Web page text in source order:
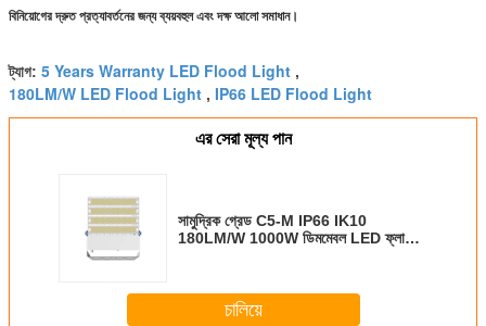
বিনিয়োগের দ্রুত প্রত্যাবর্তনের জন্য ব্যয়বহুল এবং দক্ষ আলো সমাধান।
ট্যাগ: 5 Years Warranty LED Flood Light ,
180LM/W LED Flood Light , IP66 LED Flood Light
এর সেরা মূল্য পান
সামুদ্রিক গ্রেড C5-M IP66 IK10
180LM/W 1000W ডিমমেবল LED ফ্লাড
ওয়ারেন্টি
চালিয়ে